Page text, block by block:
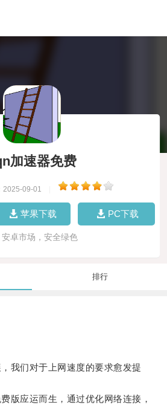
加速器免费
2025-09-01
苹果下载 PC下载
安卓市场，安全绿色
排行
们对于上网速度的要求愈发提
应运而生，通过优化网络连接，